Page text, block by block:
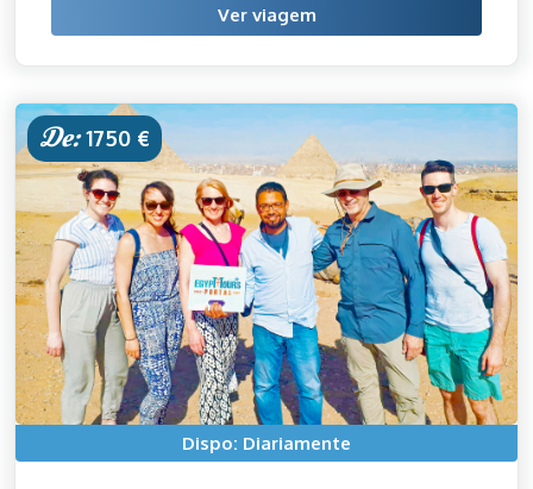
Ver viagem
De:1750 €
Dispo: Diariamente